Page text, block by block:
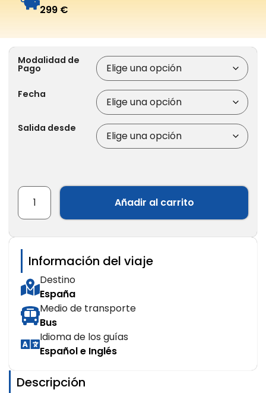
299 €
Descripción
Modalidad de
Pago
Fecha
Salida desde
Añadir al carrito
Información del viaje
Destino
España
Medio de transporte
Bus
Idioma de los guías
Español e Inglés